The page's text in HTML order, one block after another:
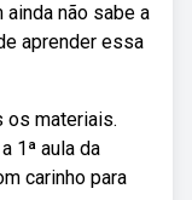
ainda não sabe a
aprender essa
os materiais.
1ª aula da
carinho para